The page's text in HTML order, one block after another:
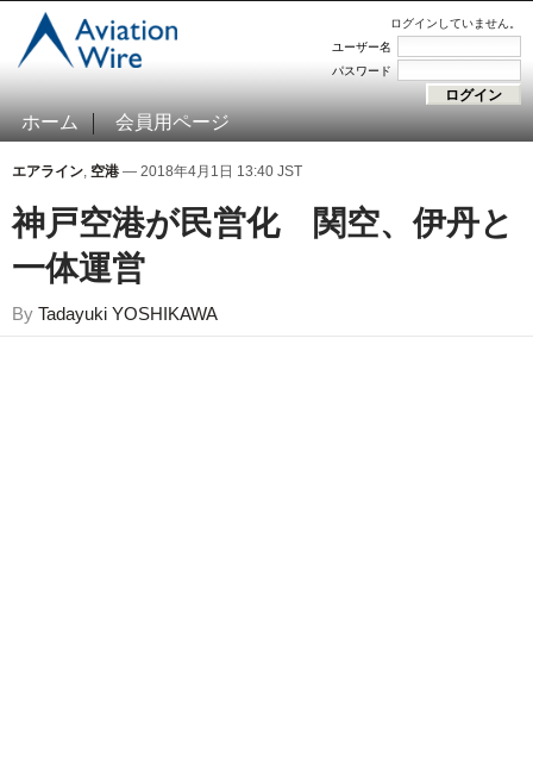
ログインしていません。
ユーザー名
パスワード
ホーム 会員用ページ
エアライン, 空港 — 2018年4月1日 13:40 JST
神戸空港が民営化 関空、伊丹と
一体運営
By Tadayuki YOSHIKAWA